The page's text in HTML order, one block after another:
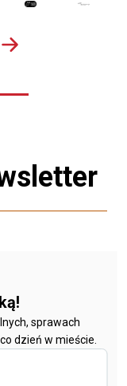
sprawach
dzień w mieście.